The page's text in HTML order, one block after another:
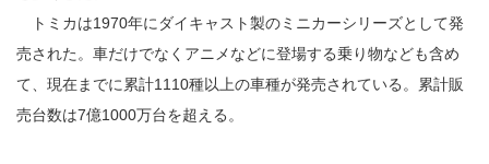
トミカは1970年にダイキャスト製のミニカーシリーズとして発
売された。車だけでなくアニメなどに登場する乗り物なども含め
て、現在までに累計1110種以上の車種が発売されている。累計販
売台数は7億1000万台を超える。